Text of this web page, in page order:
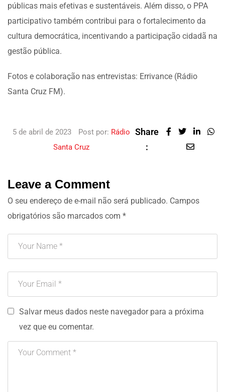
públicas mais efetivas e sustentáveis. Além disso, o PPA
participativo também contribui para o fortalecimento da
cultura democrática, incentivando a participação cidadã na
gestão pública.
Fotos e colaboração nas entrevistas: Errivance (Rádio
Santa Cruz FM).
5 de abril de 2023 Post por: Rádio
Santa Cruz
Share
:
Leave a Comment
O seu endereço de e-mail não será publicado. Campos
obrigatórios são marcados com *
Salvar meus dados neste navegador para a próxima
vez que eu comentar.